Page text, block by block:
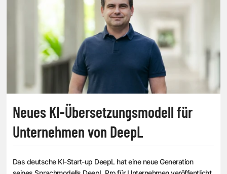
Neues KI-Übersetzungsmodell für
Unternehmen von DeepL
Das deutsche KI-Start-up DeepL hat eine neue Generation